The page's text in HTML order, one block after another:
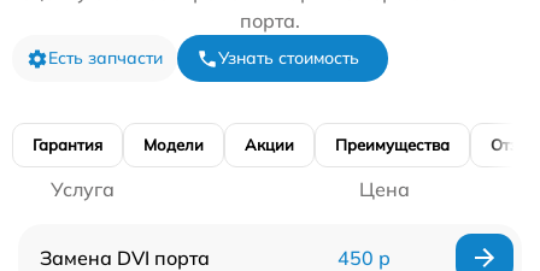
порта.
Есть запчасти Узнать стоимость
Гарантия Модели Акции Преимущества
Услуга Цена
Замена DVI порта 450 р